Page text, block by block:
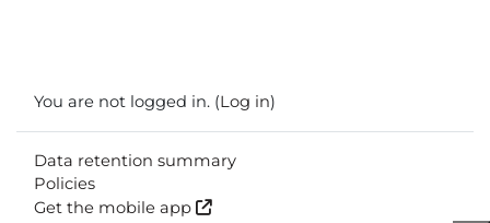
You are not logged in. (Log in)
Data retention summary
Policies
Get the mobile app